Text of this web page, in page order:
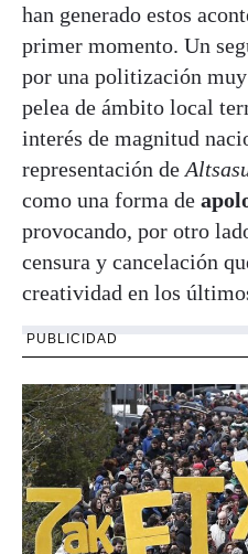
han generado estos
primer momento. Un
por una politización
pelea de ámbito local
interés de magnitud
representación de
como una forma de
provocando, por otro
censura y cancelación
creatividad en los
PUBLICIDAD